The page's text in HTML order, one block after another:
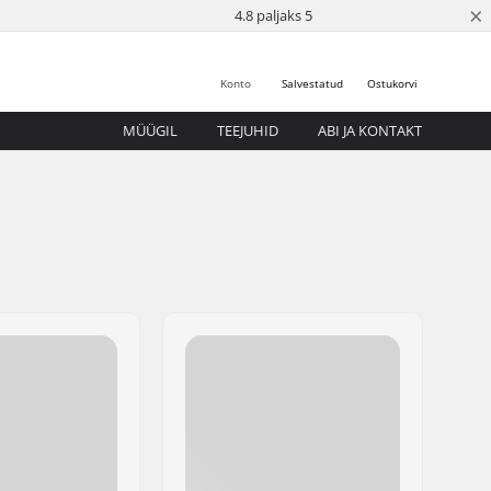
4.8 paljaks 5 ×
Ostukorvi
Salvestatud
Konto
MÜÜGIL TEEJUHID ABI JA KONTAKT